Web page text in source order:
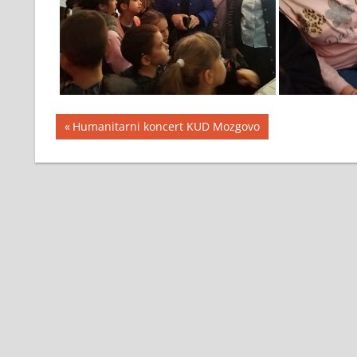
Кретање
чланка
Previous
Humanitarni koncert KUD Mozgovo